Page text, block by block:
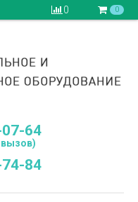
0 0
64
84